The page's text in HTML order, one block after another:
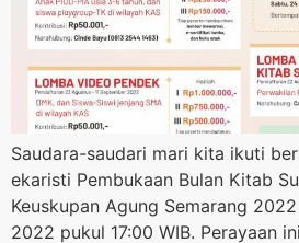
Saudara-saudari mari kita ikuti
ekaristi Pembukaan Bulan Kitab
Keuskupan Agung Semarang
2022 pukul 17:00 WIB. Perayaan